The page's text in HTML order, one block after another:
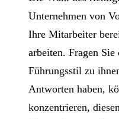
Unternehmen von
Ihre Mitarbeiter
arbeiten. Fragen
Führungsstil zu
Antworten haben,
konzentrieren,